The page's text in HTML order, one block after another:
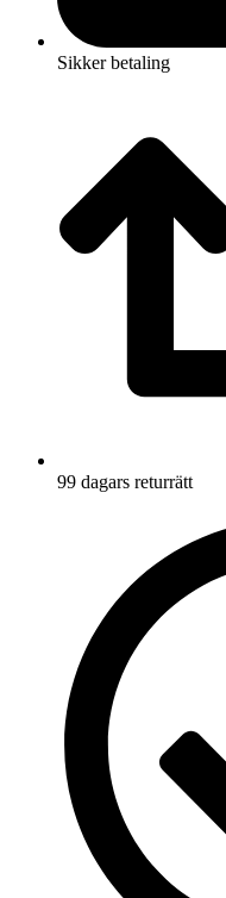
Sikker betaling
99 dagars returrätt